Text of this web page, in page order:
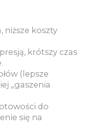
niższe koszty
krótszy czas
(lepsze
„gaszenia
do
się na